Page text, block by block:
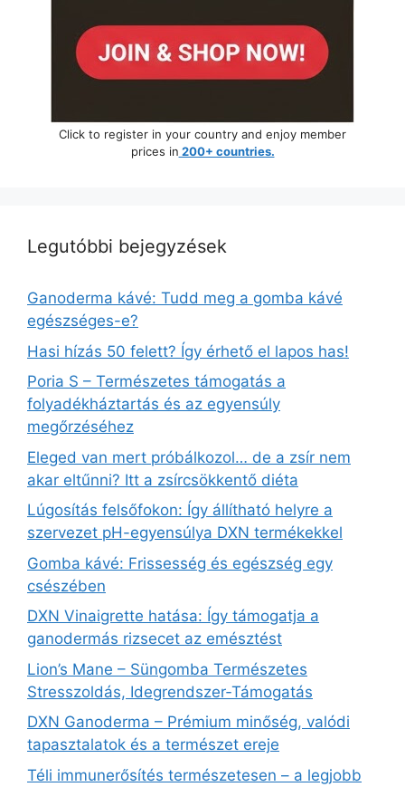
Click to register in your country and enjoy member
prices in 200+ countries.
Legutóbbi bejegyzések
Ganoderma kávé: Tudd meg a gomba kávé
egészséges-e?
Hasi hízás 50 felett? Így érhető el lapos has!
Poria S – Természetes támogatás a
folyadékháztartás és az egyensúly
megőrzéséhez
Eleged van mert próbálkozol… de a zsír nem
akar eltűnni? Itt a zsírcsökkentő diéta
Lúgosítás felsőfokon: Így állítható helyre a
szervezet pH-egyensúlya DXN termékekkel
Gomba kávé: Frissesség és egészség egy
csészében
DXN Vinaigrette hatása: Így támogatja a
ganodermás rizsecet az emésztést
Lion’s Mane – Süngomba Természetes
Stresszoldás, Idegrendszer‑Támogatás
DXN Ganoderma – Prémium minőség, valódi
tapasztalatok és a természet ereje
Téli immunerősítés természetesen – a legjobb